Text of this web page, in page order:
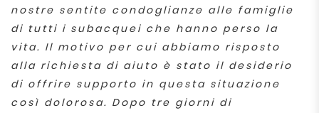
nostre sentite condoglianze alle famiglie
di tutti i subacquei che hanno perso la
vita. Il motivo per cui abbiamo risposto
alla richiesta di aiuto è stato il desiderio
di offrire supporto in questa situazione
così dolorosa. Dopo tre giorni di